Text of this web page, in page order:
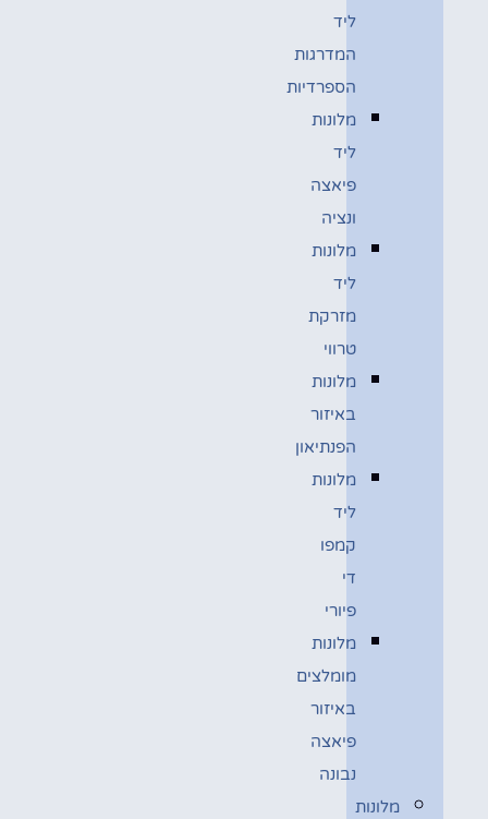
ליד
המדרגות
הספרדיות
מלונות
ליד
פיאצה
ונציה
מלונות
ליד
מזרקת
טרווי
מלונות
באיזור
הפנתיאון
מלונות
ליד
קמפו
די
פיורי
מלונות
מומלצים
באיזור
פיאצה
נבונה
מלונות